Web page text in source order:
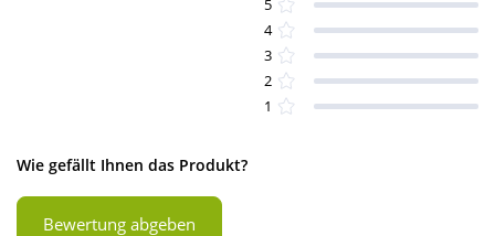
5
4
3
2
1
Wie gefällt Ihnen das Produkt?
Bewertung abgeben